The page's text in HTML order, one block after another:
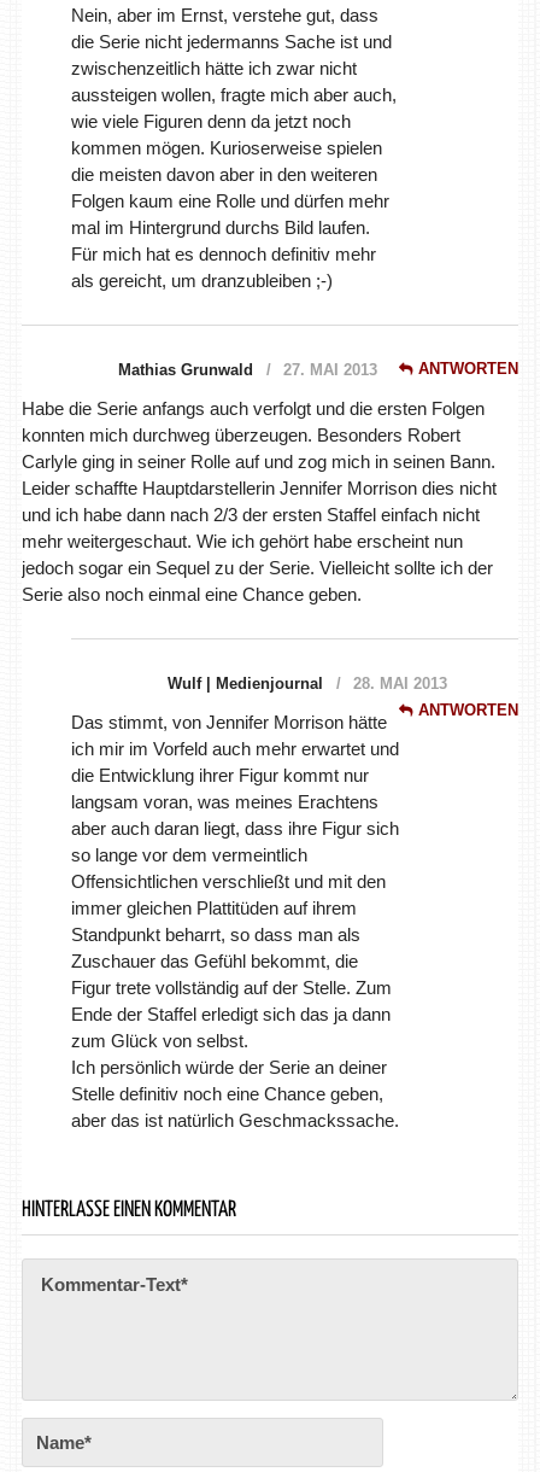
Nein, aber im Ernst, verstehe gut, dass
die Serie nicht jedermanns Sache ist und
zwischenzeitlich hätte ich zwar nicht
aussteigen wollen, fragte mich aber auch,
wie viele Figuren denn da jetzt noch
kommen mögen. Kurioserweise spielen
die meisten davon aber in den weiteren
Folgen kaum eine Rolle und dürfen mehr
mal im Hintergrund durchs Bild laufen.
Für mich hat es dennoch definitiv mehr
als gereicht, um dranzubleiben ;-)
Mathias Grunwald 27. MAI 2013 ANTWORTEN
Habe die Serie anfangs auch verfolgt und die ersten Folgen
konnten mich durchweg überzeugen. Besonders Robert
Carlyle ging in seiner Rolle auf und zog mich in seinen Bann.
Leider schaffte Hauptdarstellerin Jennifer Morrison dies nicht
und ich habe dann nach 2/3 der ersten Staffel einfach nicht
mehr weitergeschaut. Wie ich gehört habe erscheint nun
jedoch sogar ein Sequel zu der Serie. Vielleicht sollte ich der
Serie also noch einmal eine Chance geben.
Wulf | Medienjournal
28. MAI 2013
ANTWORTEN
Das stimmt, von Jennifer Morrison hätte
ich mir im Vorfeld auch mehr erwartet und
die Entwicklung ihrer Figur kommt nur
langsam voran, was meines Erachtens
aber auch daran liegt, dass ihre Figur sich
so lange vor dem vermeintlich
Offensichtlichen verschließt und mit den
immer gleichen Plattitüden auf ihrem
Standpunkt beharrt, so dass man als
Zuschauer das Gefühl bekommt, die
Figur trete vollständig auf der Stelle. Zum
Ende der Staffel erledigt sich das ja dann
zum Glück von selbst.
Ich persönlich würde der Serie an deiner
Stelle definitiv noch eine Chance geben,
aber das ist natürlich Geschmackssache.
HINTERLASSE EINEN KOMMENTAR